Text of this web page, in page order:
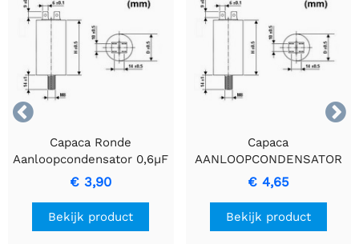


Capaca Ronde
Aanloopcondensator 0,6µF
450V Vuurbestendige
Behuizing
€ 3,90
Bekijk product
Capaca
AANLOOPCONDENSATOR
10µF/450V - Duurzame
Ronde Condensator
€ 4,65
Bekijk product